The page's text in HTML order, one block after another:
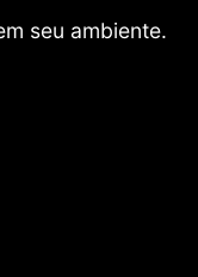
seu ambiente.